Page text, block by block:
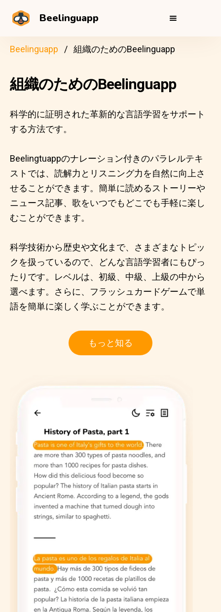
Beelinguapp
Beelinguapp 組織のためのBeelinguapp
組織のためのBeelinguapp
科学的に証明された革新的な言語学習をサポート
する方法です。
Beelingtuappのナレーション付きのパラレルテキ
ストでは、読解力とリスニング力を自然に向上さ
せることができます。簡単に読めるストーリーや
ニュース記事、歌をいつでもどこでも手軽に楽し
むことができます。
科学技術から歴史や文化まで、さまざまなトピッ
クを扱っているので、どんな言語学習者にもぴっ
たりです。レベルは、初級、中級、上級の中から
選べます。さらに、フラッシュカードゲームで単
語を簡単に楽しく学ぶことができます。
もっと知る